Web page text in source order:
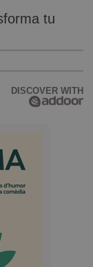
tu
DISCOVER WITH